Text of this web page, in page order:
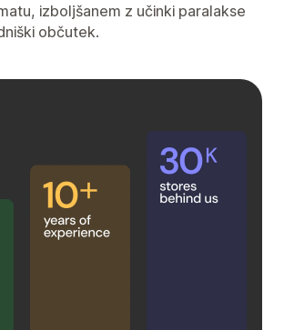
izboljšanem z učinki paralakse
občutek.